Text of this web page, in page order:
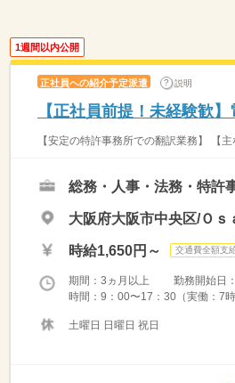
1週間以内公開
正社員への紹介予定派遣 説明
【正社員前提！未経験歓
【安定の特許事務所での翻訳業務】 【
総務・人事・法務・特許
大阪府大阪市中央区/Ｏｓ
時給1,650円～ 交通費全額支
期間：3ヵ月以上 勤務開始日：
時間：9：00〜17：30（実働：7
土曜日 日曜日 祝日